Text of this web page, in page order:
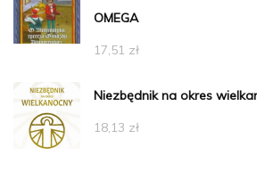
OMEGA
17,51 zł
Niezbędnik na okres
18,13 zł